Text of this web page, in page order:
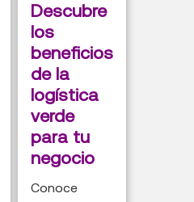
Descubre
los
beneficios
de la
logística
verde
para tu
negocio
Conoce